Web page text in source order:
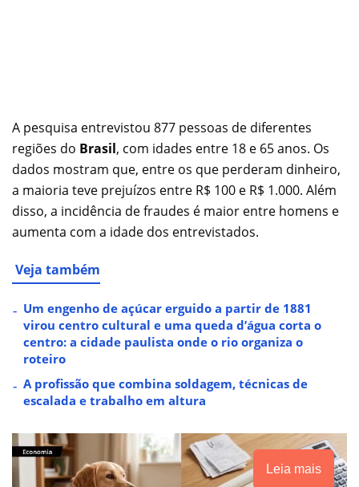
A pesquisa entrevistou 877 pessoas de diferentes
regiões do Brasil, com idades entre 18 e 65 anos. Os
dados mostram que, entre os que perderam dinheiro,
a maioria teve prejuízos entre R$ 100 e R$ 1.000. Além
disso, a incidência de fraudes é maior entre homens e
aumenta com a idade dos entrevistados.
Veja também
Um engenho de açúcar erguido a partir de 1881
virou centro cultural e uma queda d’água corta o
centro: a cidade paulista onde o rio organiza o
roteiro
A profissão que combina soldagem, técnicas de
escalada e trabalho em altura
Leia mais